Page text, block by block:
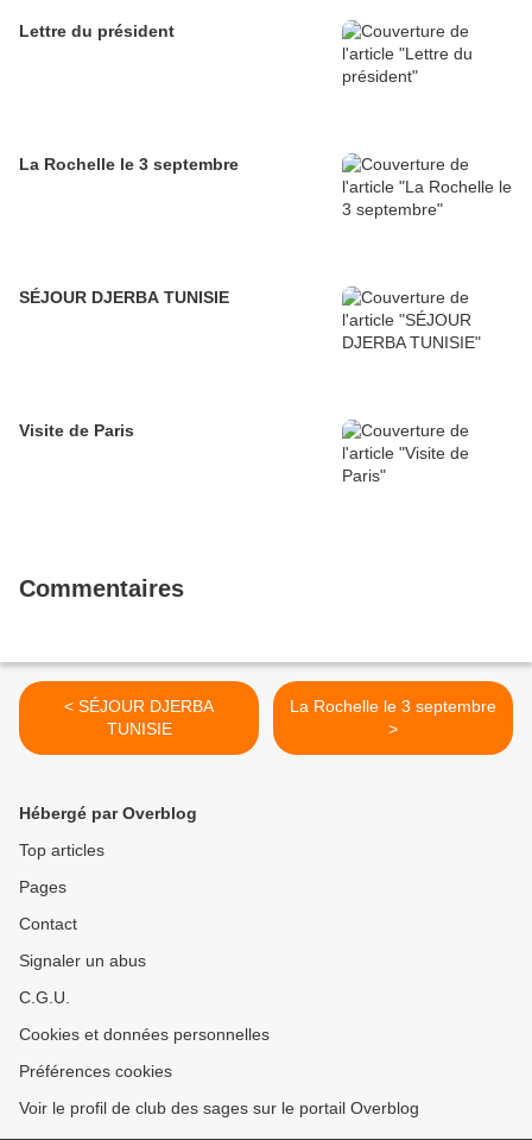
Lettre du président
La Rochelle le 3 septembre
SÉJOUR DJERBA TUNISIE
Visite de Paris
Commentaires
< SÉJOUR DJERBA
TUNISIE
La Rochelle le 3 septembre
>
Hébergé par Overblog
Top articles
Pages
Contact
Signaler un abus
C.G.U.
Cookies et données personnelles
Préférences cookies
Voir le profil de club des sages sur le portail Overblog